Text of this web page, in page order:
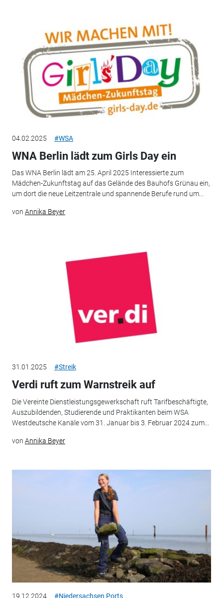
04.02.2025 #WSA
WNA Berlin lädt zum Girls Day ein
Das WNA Berlin lädt am 25. April 2025 Interessierte zum
Mädchen-Zukunftstag auf das Gelände des Bauhofs Grünau ein,
um dort die neue Leitzentrale und spannende Berufe rund um...
von Annika Beyer
31.01.2025 #Streik
Verdi ruft zum Warnstreik auf
Die Vereinte Dienstleistungsgewerkschaft ruft Tarifbeschäftigte,
Auszubildenden, Studierende und Praktikanten beim WSA
Westdeutsche Kanäle vom 31. Januar bis 3. Februar 2024 zum...
von Annika Beyer
19.12.2024 #Niedersachsen Ports